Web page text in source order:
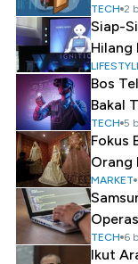
TECH 2
Siap-
Hilang
Bos
Bakal
TECH 5
Fokus
Orang
MARKET
TECH 6
Ikut